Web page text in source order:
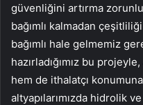
güvenliğini artırma
bağımlı kalmadan
bağımlı hale gelmemiz
hazırladığımız bu
hem de ithalatçı
altyapılarımızda hidrolik